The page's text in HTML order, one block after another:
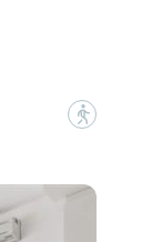
?